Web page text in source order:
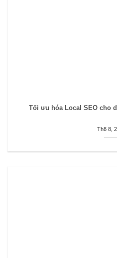
Tối ưu hóa Local SEO cho
Th8 8,